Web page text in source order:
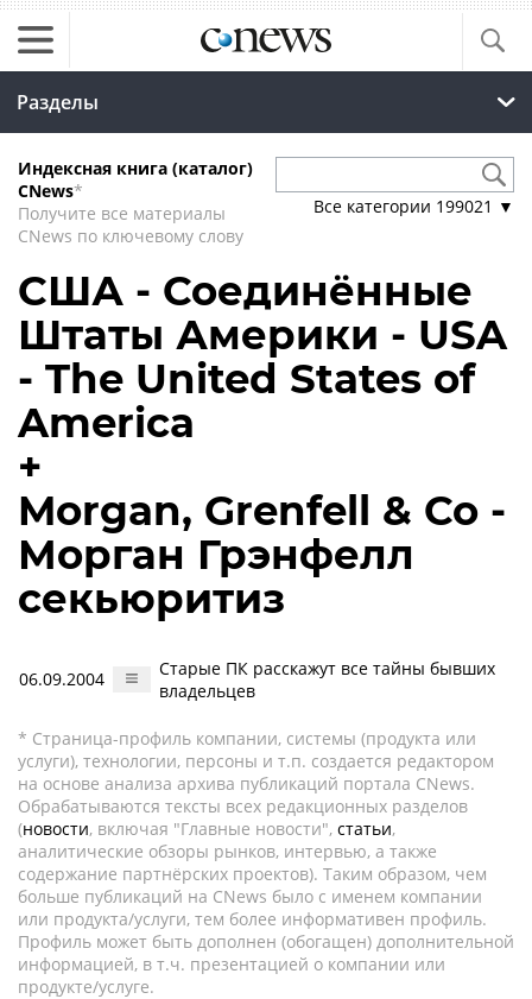
Разделы
Индексная книга (каталог)
CNews*
Получите все материалы
CNews по ключевому слову
Все категории 199021 ▼
США - Соединённые
Штаты Америки - USA
- The United States of
America
+
Morgan, Grenfell & Co -
Морган Грэнфелл
секьюритиз
06.09.2004
Старые ПК расскажут все тайны бывших
владельцев
* Страница-профиль компании, системы (продукта или
услуги), технологии, персоны и т.п. создается редактором
на основе анализа архива публикаций портала CNews.
Обрабатываются тексты всех редакционных разделов
(новости, включая "Главные новости", статьи,
аналитические обзоры рынков, интервью, а также
содержание партнёрских проектов). Таким образом, чем
больше публикаций на CNews было с именем компании
или продукта/услуги, тем более информативен профиль.
Профиль может быть дополнен (обогащен) дополнительной
информацией, в т.ч. презентацией о компании или
продукте/услуге.